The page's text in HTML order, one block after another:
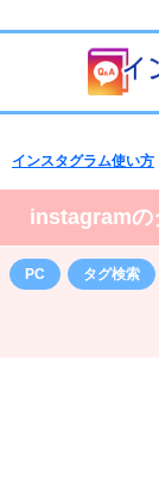
インスタグラム使い方
instagramの
PC タグ検索